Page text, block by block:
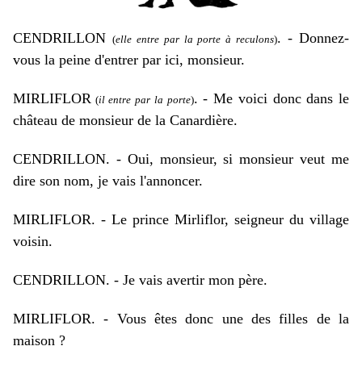
CENDRILLON (elle entre par la porte à reculons). - Donnez-
vous la peine d'entrer par ici, monsieur.
MIRLIFLOR (il entre par la porte). -Me voici donc dans le
château de monsieur de la Canardière.
CENDRILLON. - Oui, monsieur, si monsieur veut me
dire son nom, je vais l'annoncer.
MIRLIFLOR. - Le prince Mirliflor, seigneur du village
voisin.
CENDRILLON. - Je vais avertir mon père.
MIRLIFLOR. - Vous êtes donc une des filles de la
maison ?